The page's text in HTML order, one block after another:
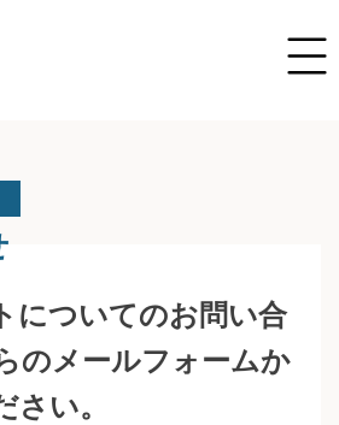
についてのお問い合
のメールフォームか
さい。